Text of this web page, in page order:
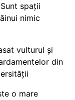
spații
nimic
vulturul și
din
o mare